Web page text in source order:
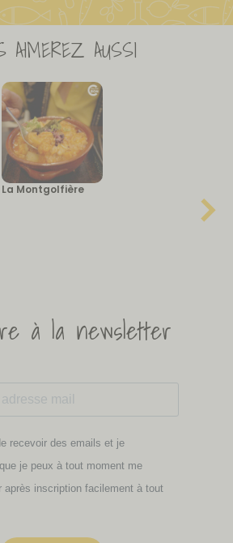
AIMEREZ AUSSI
La Montgolfière
à la newsletter
recevoir des emails et je
je peux à tout moment me
après inscription facilement à tout